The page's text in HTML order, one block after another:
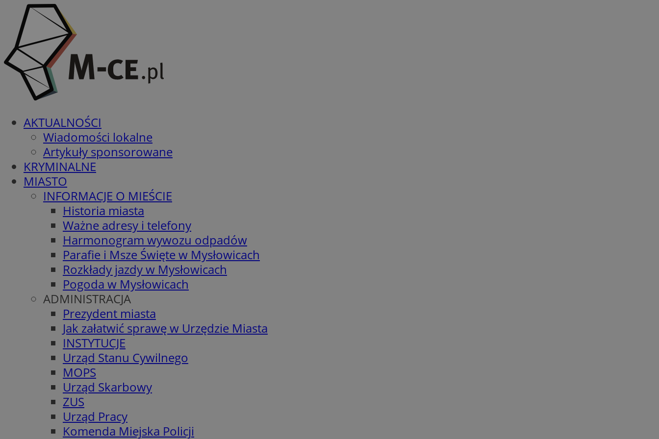
AKTUALNOŚCI
Wiadomości lokalne
Artykuły sponsorowane
KRYMINALNE
MIASTO
INFORMACJE O MIEŚCIE
Historia miasta
Ważne adresy i telefony
Harmonogram wywozu odpadów
Parafie i Msze Święte w Mysłowicach
Rozkłady jazdy w Mysłowicach
Pogoda w Mysłowicach
ADMINISTRACJA
Prezydent miasta
Jak załatwić sprawę w Urzędzie Miasta
INSTYTUCJE
Urząd Stanu Cywilnego
MOPS
Urząd Skarbowy
ZUS
Urząd Pracy
Komenda Miejska Policji